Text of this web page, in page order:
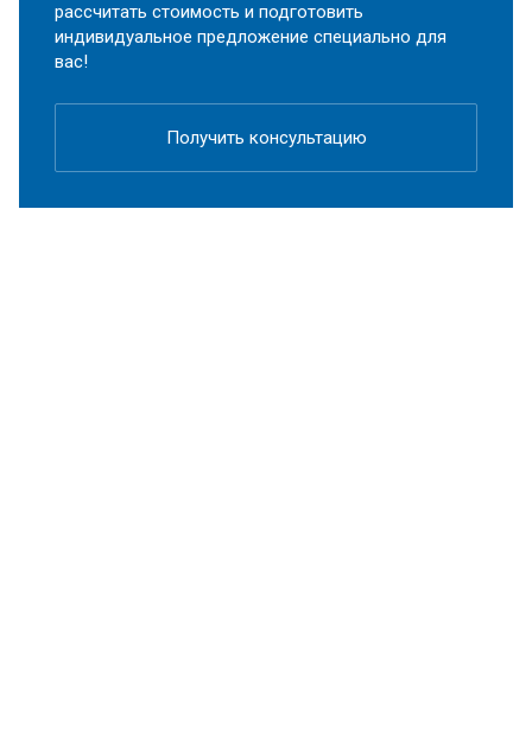
рассчитать стоимость и подготовить
индивидуальное предложение специально для
вас!
Получить консультацию